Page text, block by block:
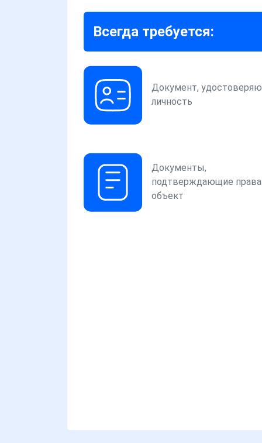
Всегда требуется:
Документ,
личность
Документы,
подтверждающие права
объект